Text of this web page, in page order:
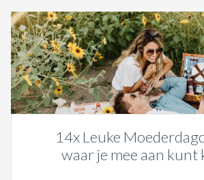
14x Leuke
waar je mee aan kunt